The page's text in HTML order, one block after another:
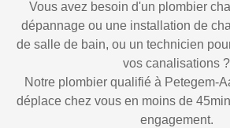
Vous avez besoin d'un plombier
dépannage ou une installation de
de salle de bain, ou un technicien
vos canalisations ?
Notre plombier qualifié à Petegem-
déplace chez vous en moins de
engagement.